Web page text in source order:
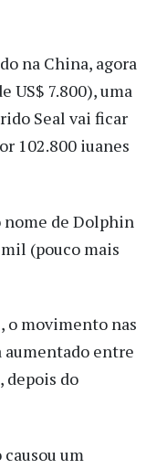
na China, agora
US$ 7.800), uma
Seal vai ficar
102.800 iuanes
nome de Dolphin
(pouco mais
o movimento nas
aumentado entre
depois do
um